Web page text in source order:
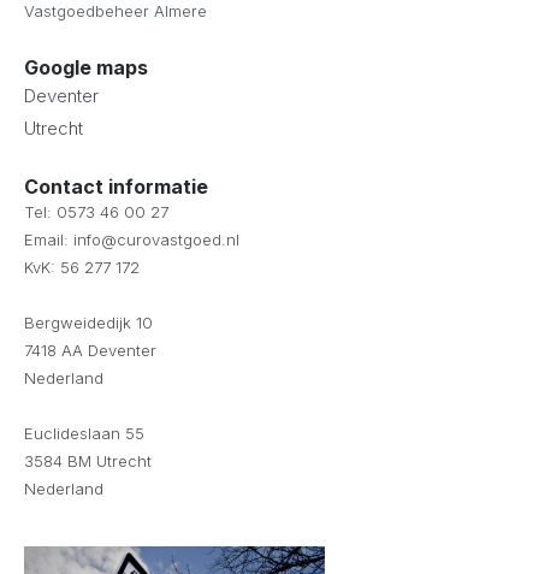
Vastgoedbeheer Almere
Google maps
Deventer
Utrecht
Contact informatie
Tel: 0573 46 00 27
Email: info@curovastgoed.nl
KvK: 56 277 172
Bergweidedijk 10
7418 AA Deventer
Nederland
Euclideslaan 55
3584 BM Utrecht
Nederland